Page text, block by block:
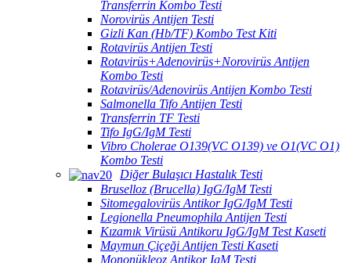
Transferrin Kombo Testi
Norovirüs Antijen Testi
Gizli Kan (Hb/TF) Kombo Test Kiti
Rotavirüs Antijen Testi
Rotavirüs+Adenovirüs+Norovirüs Antijen
Kombo Testi
Rotavirüs/Adenovirüs Antijen Kombo Testi
Salmonella Tifo Antijen Testi
Transferrin TF Testi
Tifo IgG/IgM Testi
Vibro Cholerae O139(VC O139) ve O1(VC O1)
Kombo Testi
Diğer Bulaşıcı Hastalık Testi
Bruselloz (Brucella) IgG/IgM Testi
Sitomegalovirüs Antikor IgG/IgM Testi
Legionella Pneumophila Antijen Testi
Kızamık Virüsü Antikoru IgG/IgM Test Kaseti
Maymun Çiçeği Antijen Testi Kaseti
Mononükleoz Antikor IgM Testi